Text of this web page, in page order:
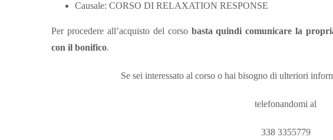
Causale: CORSO DI RELAXATION RESPONSE
Per procedere all’acquisto del corso basta quindi comunicare la
con il bonifico.
Se sei interessato al corso o hai bisogno di ulteriori
telefonandomi al
338 3355779